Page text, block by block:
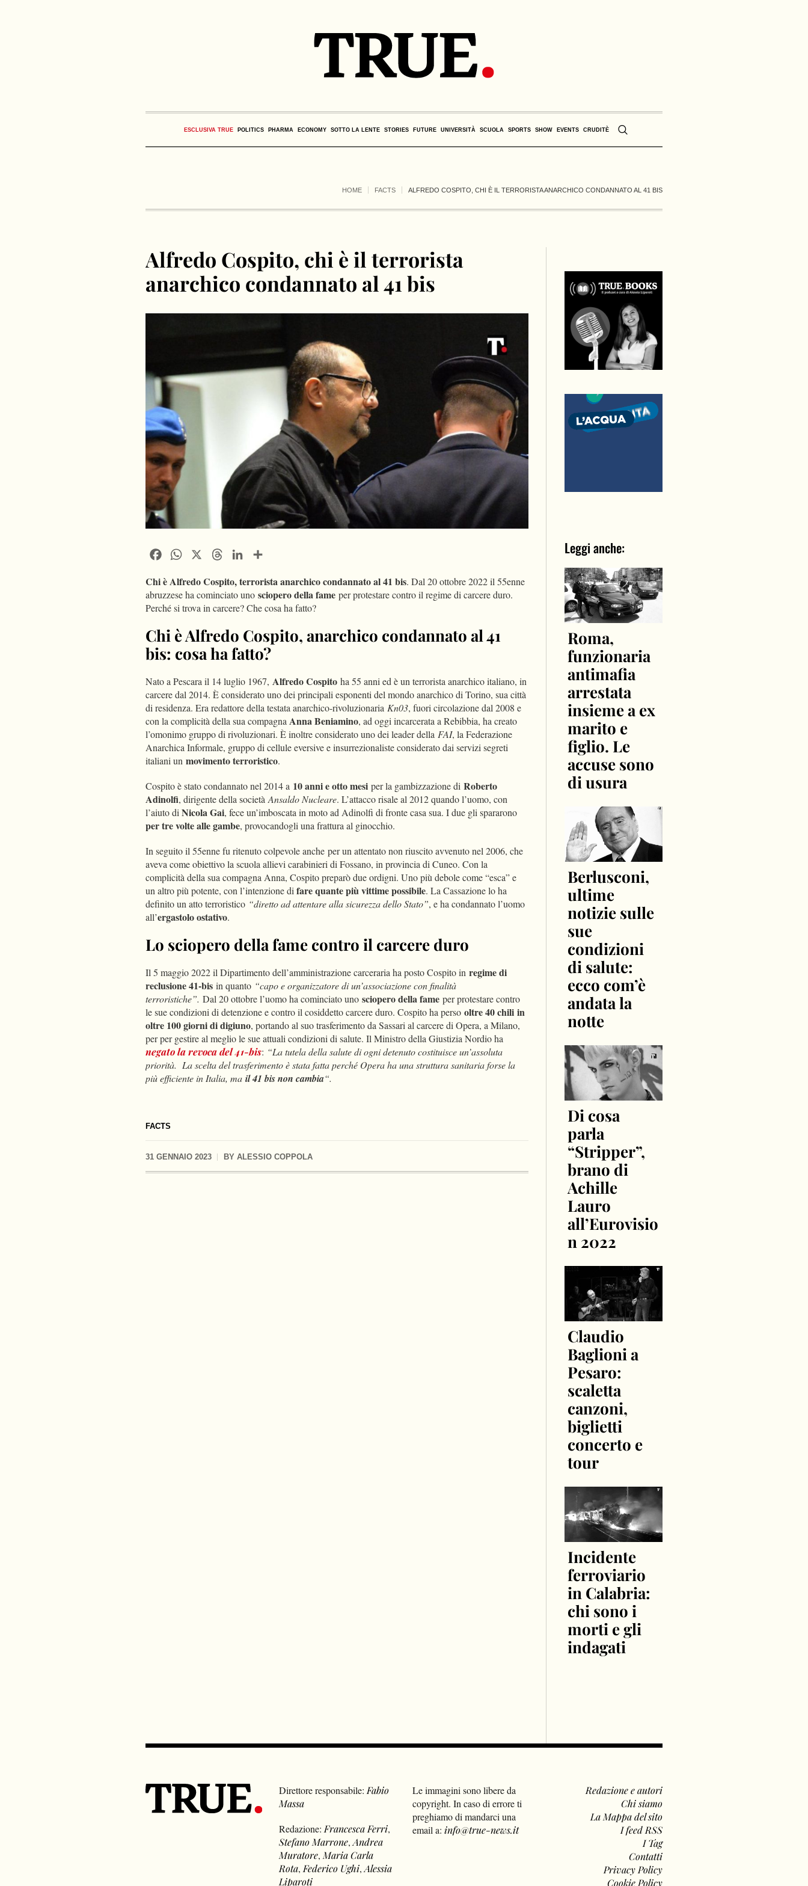
ESCLUSIVA TRUE POLITICS PHARMA ECONOMY SOTTO LA LENTE STORIES FUTURE UNIVERSITÀ SCUOLA SPORTS SHOW EVENTS CRUDITÈ
HOME FACTS ALFREDO COSPITO, CHI È IL TERRORISTA ANARCHICO CONDANNATO AL 41 BIS
FACTS
Alfredo Cospito, chi è il terrorista
anarchico condannato al 41 bis
31 GENNAIO 2023 BY ALESSIO COPPOLA
FacebookWhatsApp ThreadsLinkedIn
Chi è Alfredo Cospito, terrorista anarchico condannato al 41 bis. Dal 20 ottobre 2022 il 55enne
abruzzese ha cominciato uno sciopero della fame per protestare contro il regime di carcere duro.
Perché si trova in carcere? Che cosa ha fatto?
Chi è Alfredo Cospito, anarchico condannato al 41
bis: cosa ha fatto?
Nato a Pescara il 14 luglio 1967, Alfredo Cospito ha 55 anni ed è un terrorista anarchico italiano, in
carcere dal 2014. È considerato uno dei principali esponenti del mondo anarchico di Torino, sua città
di residenza. Era redattore della testata anarchico-rivoluzionaria Kn03, fuori circolazione dal 2008 e
con la complicità della sua compagnaAnna Beniamino, ad oggi incarcerata a Rebibbia, ha creato
l’omonimo gruppo di rivoluzionari. È inoltre considerato uno dei leader della FAI, la Federazione
Anarchica Informale, gruppo di cellule eversive e insurrezionaliste considerato dai servizi segreti
italiani un movimento terroristico.
Cospito è stato condannato nel 2014 a 10 anni e otto mesi per la gambizzazione di Roberto
Adinolfi, dirigente della societàAnsaldo Nucleare. L’attacco risale al 2012 quando l’uomo, con
l’aiuto diNicola Gai, fece un’imboscata in moto ad Adinolfi di fronte casa sua. I due gli spararono
per tre volte alle gambe, provocandogli una frattura al ginocchio.
In seguito il 55enne fu ritenuto colpevole anche per un attentato non riuscito avvenuto nel 2006, che
aveva come obiettivo la scuola allievi carabinieri di Fossano, in provincia di Cuneo. Con la
complicità della sua compagna Anna, Cospito preparò due ordigni. Uno più debole come “esca” e
un altro più potente, con l’intenzione difare quante più vittime possibile. La Cassazione lo ha
definito un atto terroristico “diretto ad attentare alla sicurezza dello Stato”, e ha condannato l’uomo
all’ergastolo ostativo.
Lo sciopero della fame contro il carcere duro
Il 5 maggio 2022 il Dipartimento dell’amministrazione carceraria ha posto Cospito in regime di
reclusione 41-bis in quanto “capo e organizzatore di un’associazione con finalità
terroristiche”. Dal 20 ottobre l’uomo ha cominciato uno sciopero della fame per protestare contro
le sue condizioni di detenzione e contro il cosiddetto carcere duro. Cospito ha perso oltre 40 chili in
oltre 100 giorni di digiuno, portando al suo trasferimento da Sassari al carcere di Opera, a Milano,
per per gestire al meglio le sue attuali condizioni di salute. Il Ministro della Giustizia Nordio ha
negato la revoca del 41-bis: “La tutela della salute di ogni detenuto costituisce un’assoluta
priorità. La scelta del trasferimento è stata fatta perché Opera ha una struttura sanitaria forse la
più efficiente in Italia, ma il 41 bis non cambia“.
Leggi anche:
Roma,
funzionaria
antimafia
arrestata
insieme a ex
marito e
figlio. Le
accuse sono
di usura
Berlusconi,
ultime
notizie sulle
sue
condizioni
di salute:
ecco com’è
andata la
notte
Di cosa
parla
“Stripper”,
brano di
Achille
Lauro
all’Eurovisio
n 2022
Claudio
Baglioni a
Pesaro:
scaletta
canzoni,
biglietti
concerto e
tour
Incidente
ferroviario
in Calabria:
chi sono i
morti e gli
indagati
Direttore responsabile: Fabio
Massa
Redazione: Francesca Ferri,
Stefano Marrone,Andrea
Muratore, Maria Carla
Rota, Federico Ughi,Alessia
Liparoti
Le immagini sono libere da
copyright. In caso di errore ti
preghiamo di mandarci una
email a: info@true-news.it
Redazione e autori
Chi siamo
La Mappa del sito
I feed RSS
I Tag
Contatti
Privacy Policy
Cookie Policy